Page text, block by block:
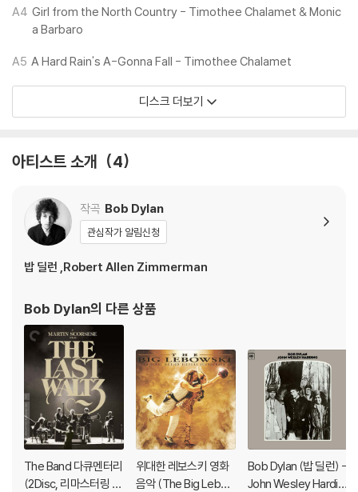
※ 디스크 외관 불량
1) 열을 가하여 제작하는 바이닐 공정 특성상 디스크 표면이 미세하게 울
재생이 불안정한 경우 스태빌라이저를 사용하시면 좀 더 안정적인 재생이
가능합니다.
2) 재생 음역의 왜곡을 최소화 하고 반복 재생시에도 최대한 일관되게 유
하시면 해결됩니다.
가 있으며, 이는 상품의 불량이 아닙니다. 단, 재생에 이상이 있는 경우에는
불량으로 인한 반품/교환이 가능합니다
※ 컬러 디스크
아래에 해당하는 경우는 불량이 아니므로 개봉 후 반품/교환이 불가합니
1) 컬러 디스크는 웹 이미지와 실제 색상이 차이가 날 수 있습니다.
2) 컬러 디스크의 특성상 제작 공정시 앨범마다 색상 차이가 나는 경우도
있습니다.
3) 컬러 디스크는 제작 과정에서 다른 색상 염료가 섞여 얼룩과 번짐, 반점
등이 발생할 수 있습니다.
※ 반품/교환 안내
1) 불량으로 인한 반품/교환 요청 시에는 불량 확인을 위해 개봉 시의 동영
상을 요청할 수 있으며, 동영상이 없는 경우 반품/교환이 제한될 수 있습니
A4 Girl from the North Country - Timothee Chalamet & Monic
a Barbaro
A5 A Hard Rain's A-Gonna Fall - Timothee Chalamet
디스크 더보기
아티스트 소개 4
작곡 Bob Dylan
관심작가 알림신청
밥 딜런 ,Robert Allen Zimmerman
Bob Dylan의 다른 상품
The Band 다큐멘터리
(2Disc, 리마스터링 감
위대한 레보스키 영화
음악 (The Big Lebo
Bob Dylan (밥 딜런) -
John Wesley Hardin